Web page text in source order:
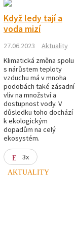
Když ledy tají a
voda mizí
27.06.2023
Aktuality
Klimatická změna spolu
s nárůstem teploty
vzduchu má v mnoha
podobách také zásadní
vliv na množství a
dostupnost vody. V
důsledku toho dochází
k ekologickým
dopadům na celý
ekosystém.
3x
AKTUALITY